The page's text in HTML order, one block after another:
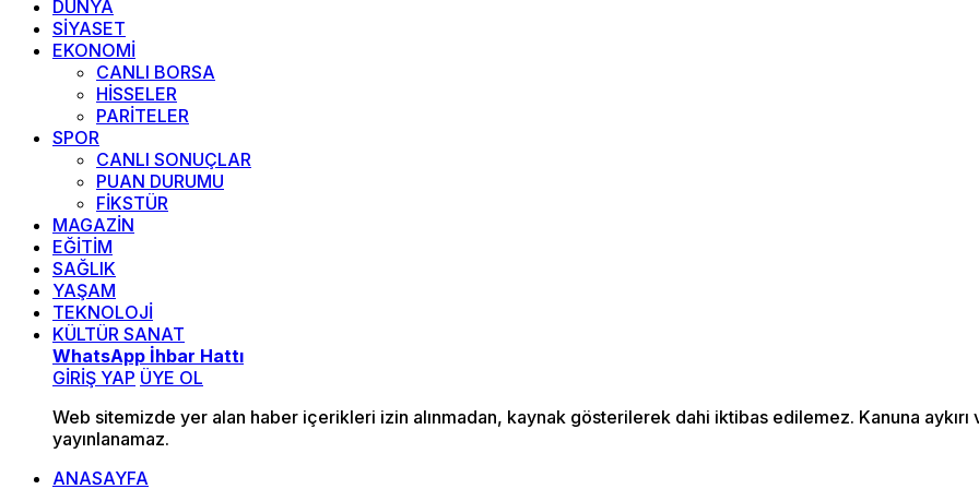
DÜNYA
SİYASET
EKONOMİ
CANLI BORSA
HİSSELER
PARİTELER
SPOR
CANLI SONUÇLAR
PUAN DURUMU
FİKSTÜR
MAGAZİN
EĞİTİM
SAĞLIK
YAŞAM
TEKNOLOJİ
KÜLTÜR SANAT
WhatsApp İhbar Hattı
GİRİŞ YAP ÜYE OL
Web sitemizde yer alan haber içerikleri izin alınmadan, kaynak gösterilerek dahi iktibas edilemez. Kanuna
yayınlanamaz.
ANASAYFA